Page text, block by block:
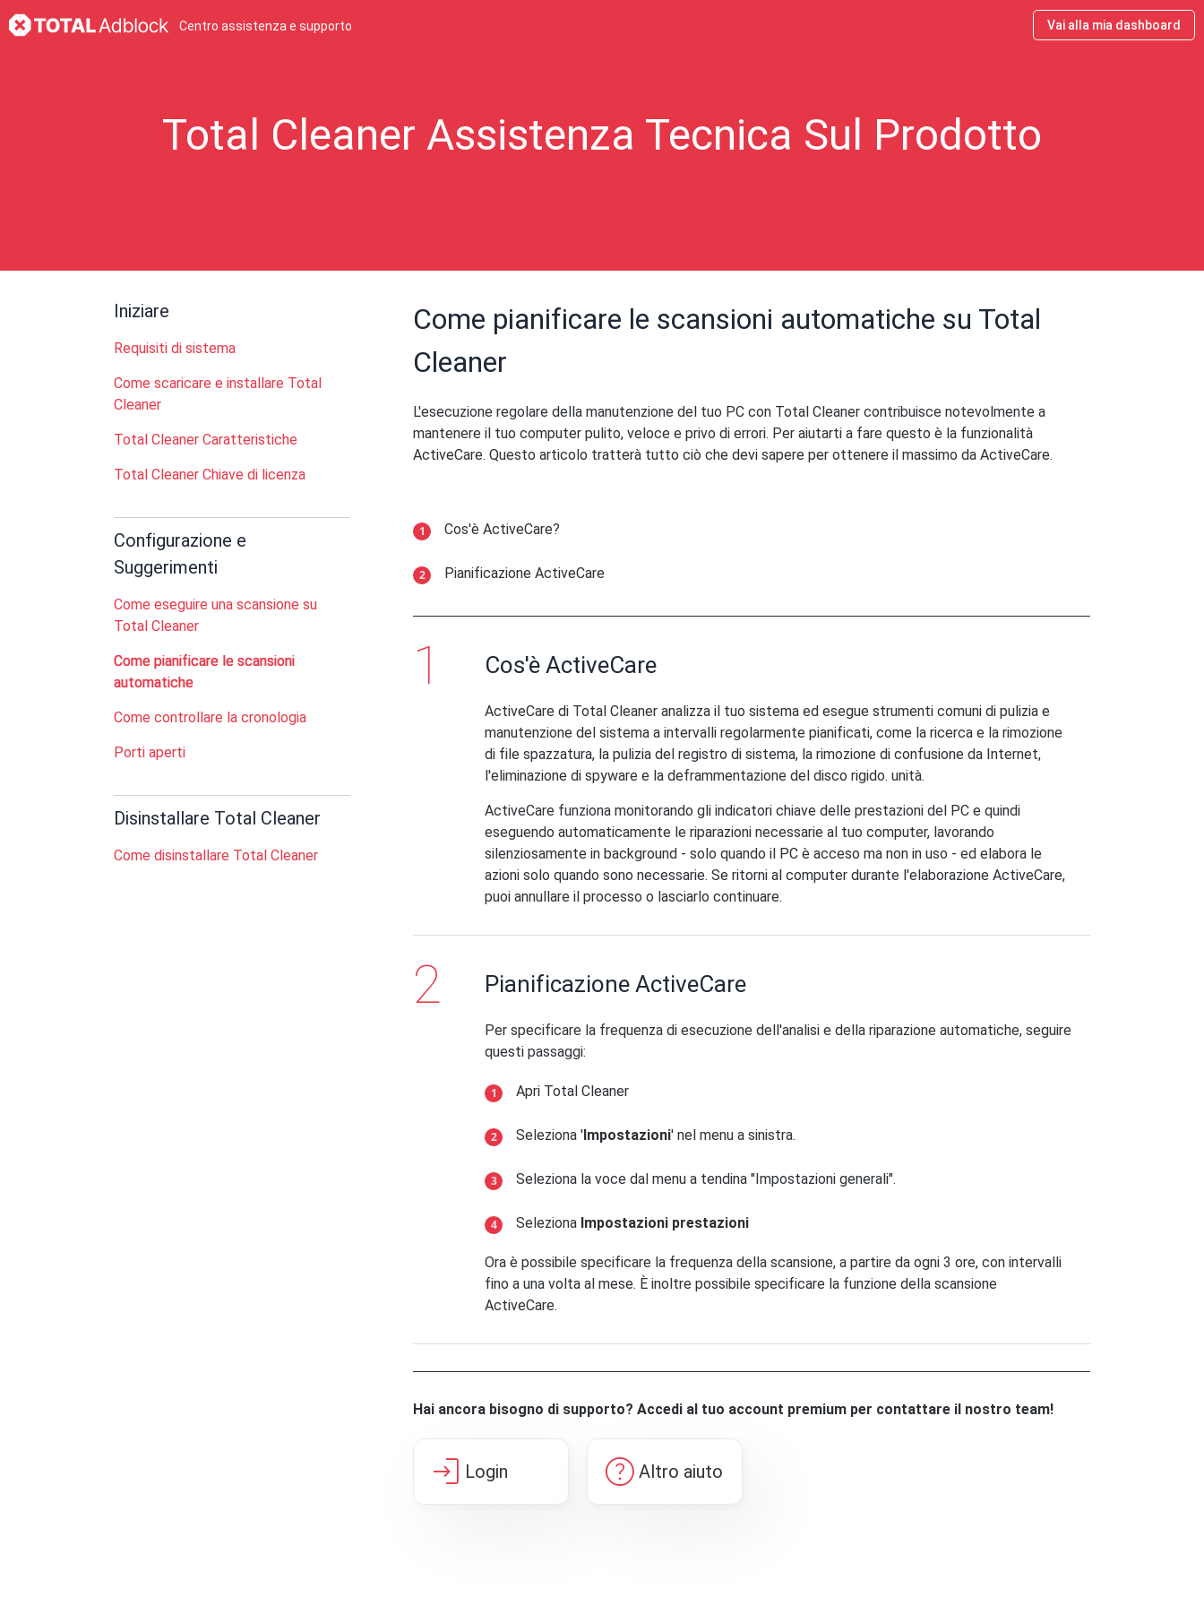
Centro assistenza e supporto Vai alla mia dashboard
Total Cleaner Assistenza Tecnica Sul Prodotto
Iniziare
Requisiti di sistema
Come scaricare e installare Total
Cleaner
Total Cleaner Caratteristiche
Total Cleaner Chiave di licenza
Configurazione e
Suggerimenti
Come eseguire una scansione su
Total Cleaner
Come pianificare le scansioni
automatiche
Come controllare la cronologia
Porti aperti
Disinstallare Total Cleaner
Come disinstallare Total Cleaner
Come pianificare le scansioni automatiche su Total
Cleaner
L'esecuzione regolare della manutenzione del tuo PC con Total Cleaner contribuisce notevolmente a
mantenere il tuo computer pulito, veloce e privo di errori. Per aiutarti a fare questo è la funzionalità
ActiveCare. Questo articolo tratterà tutto ciò che devi sapere per ottenere il massimo da ActiveCare.
Cos'è ActiveCare?
Pianificazione ActiveCare
Cos'è ActiveCare
ActiveCare di Total Cleaner analizza il tuo sistema ed esegue strumenti comuni di pulizia e
manutenzione del sistema a intervalli regolarmente pianificati, come la ricerca e la rimozione
di file spazzatura, la pulizia del registro di sistema, la rimozione di confusione da Internet,
l'eliminazione di spyware e la deframmentazione del disco rigido. unità.
ActiveCare funziona monitorando gli indicatori chiave delle prestazioni del PC e quindi
eseguendo automaticamente le riparazioni necessarie al tuo computer, lavorando
silenziosamente in background - solo quando il PC è acceso ma non in uso - ed elabora le
azioni solo quando sono necessarie. Se ritorni al computer durante l'elaborazione ActiveCare,
puoi annullare il processo o lasciarlo continuare.
Pianificazione ActiveCare
Per specificare la frequenza di esecuzione dell'analisi e della riparazione automatiche, seguire
questi passaggi:
Apri Total Cleaner
Seleziona 'Impostazioni' nel menu a sinistra.
Seleziona la voce dal menu a tendina "Impostazioni generali".
Seleziona Impostazioni prestazioni
Ora è possibile specificare la frequenza della scansione, a partire da ogni 3 ore, con intervalli
fino a una volta al mese. È inoltre possibile specificare la funzione della scansione
ActiveCare.
Hai ancora bisogno di supporto? Accedi al tuo account premium per contattare il nostro team!
login Login helpAltro aiuto